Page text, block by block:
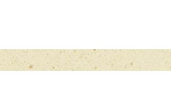
(4:09)